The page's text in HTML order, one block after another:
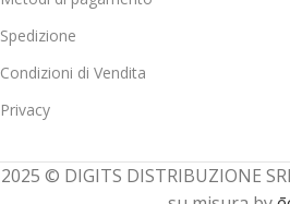
Spedizione
Condizioni di Vendita
Privacy
2025 © DIGITS DISTRIBUZIONE